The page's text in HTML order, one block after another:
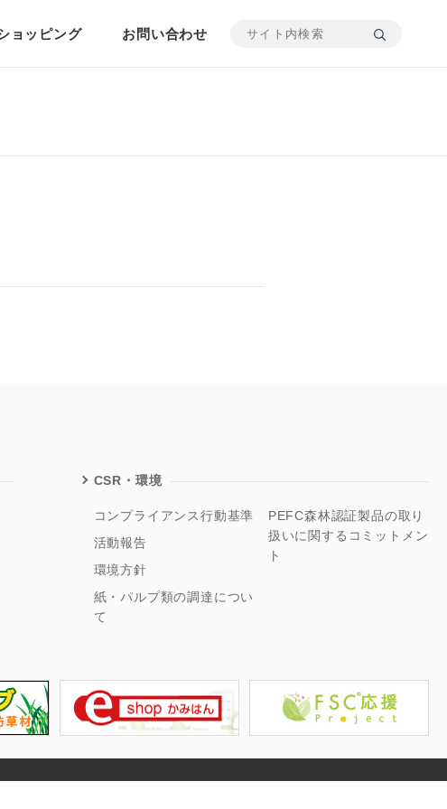
ョッピング お問い合わせ
CSR・環境
コンプライアンス行動基準
活動報告
環境方針
紙・パルプ類の調達につい
て
PEFC森林認証製品の取り
扱いに関するコミットメン
ト